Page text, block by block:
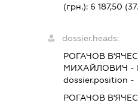
(грн.): 6 187,50
dossier.heads:
РОГАЧОВ
МИХАЙЛОВИЧ -
dossier.position -
РОГАЧОВ